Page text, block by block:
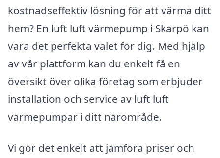
kostnadseffektiv lösning för att värma ditt
hem? En luft luft värmepump i Skarpö kan
vara det perfekta valet för dig. Med hjälp
av vår plattform kan du enkelt få en
översikt över olika företag som erbjuder
installation och service av luft luft
värmepumpar i ditt närområde.
Vi gör det enkelt att jämföra priser och